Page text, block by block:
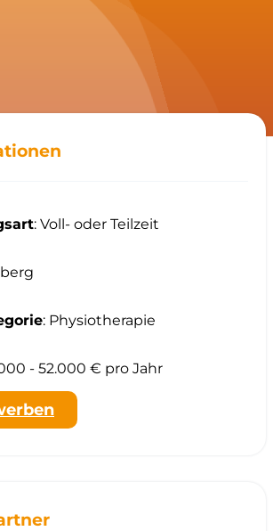
: Voll- oder Teilzeit
: Physiotherapie
- 52.000 € pro Jahr